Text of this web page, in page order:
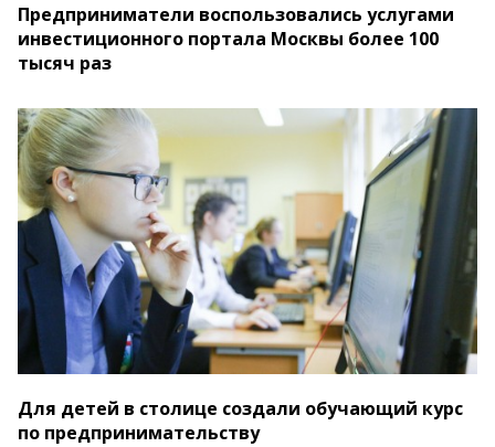
Предприниматели воспользовались услугами
инвестиционного портала Москвы более 100
тысяч раз
Для детей в столице создали обучающий курс
по предпринимательству